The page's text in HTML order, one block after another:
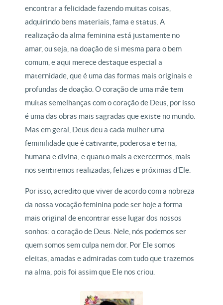
encontrar a felicidade fazendo muitas coisas,
adquirindo bens materiais, fama e status. A
realização da alma feminina está justamente no
amar, ou seja, na doação de si mesma para o bem
comum, e aqui merece destaque especial a
maternidade, que é uma das formas mais originais e
profundas de doação. O coração de uma mãe tem
muitas semelhanças com o coração de Deus, por isso
é uma das obras mais sagradas que existe no mundo.
Mas em geral, Deus deu a cada mulher uma
feminilidade que é cativante, poderosa e terna,
humana e divina; e quanto mais a exercermos, mais
nos sentiremos realizadas, felizes e próximas d’Ele.
Por isso, acredito que viver de acordo com a nobreza
da nossa vocação feminina pode ser hoje a forma
mais original de encontrar esse lugar dos nossos
sonhos: o coração de Deus. Nele, nós podemos ser
quem somos sem culpa nem dor. Por Ele somos
eleitas, amadas e admiradas com tudo que trazemos
na alma, pois foi assim que Ele nos criou.